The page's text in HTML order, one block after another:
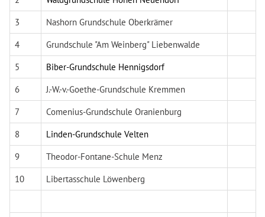
3
Nashorn Grundschule Oberkrämer
4
Grundschule "Am Weinberg" Liebenwalde
5
Biber-Grundschule Hennigsdorf
6
J.-W.-v.-Goethe-Grundschule Kremmen
7
Comenius-Grundschule Oranienburg
8
Linden-Grundschule Velten
9
Theodor-Fontane-Schule Menz
10
Libertasschule Löwenberg